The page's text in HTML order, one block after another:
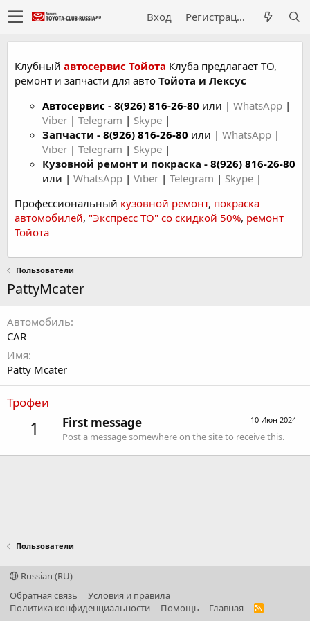
Вход Регистрация
Клубный автосервис Тойота Клуба предлагает ТО,
ремонт и запчасти для авто Тойота и Лексус
Автосервис - 8(926) 816-26-80 или | WhatsApp |
Viber | Telegram | Skype |
Запчасти - 8(926) 816-26-80 или | WhatsApp |
Viber | Telegram | Skype |
Кузовной ремонт и покраска - 8(926) 816-26-80
или | WhatsApp | Viber | Telegram | Skype |
Профессиональный кузовной ремонт, покраска
автомобилей, "Экспресс ТО" со скидкой 50%, ремонт
Тойота
Пользователи
PattyMcater
Автомобиль
CAR
Имя
Patty Mcater
Трофеи
1 10 Июн 2024
First message
Post a message somewhere on the site to receive this.
Пользователи
Russian (RU)
Обратная связь
Условия и правила
Политика конфиденциальности
Помощь Главная
R